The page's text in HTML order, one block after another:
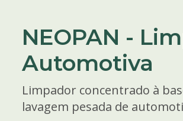
NEOPAN -
Automotiva
Limpador concentrado à
lavagem pesada de